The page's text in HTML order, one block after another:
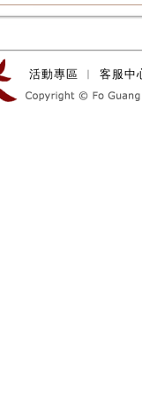
活動專區 ︱ 客服中